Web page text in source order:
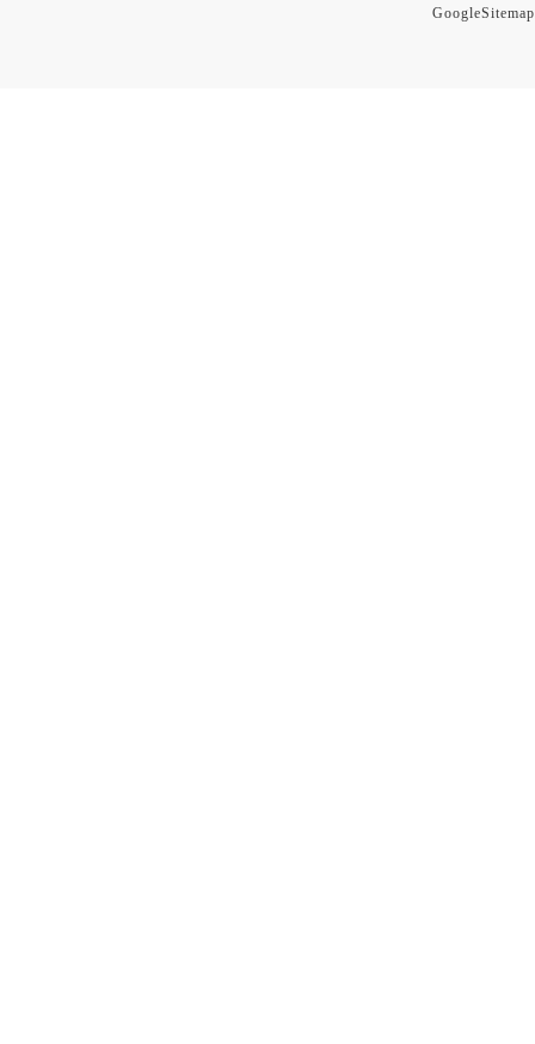
GoogleSitemap